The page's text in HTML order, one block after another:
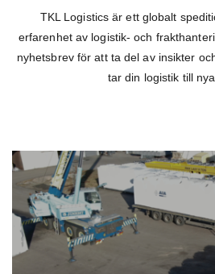
TKL Logistics är ett globalt
erfarenhet av logistik- och
nyhetsbrev för att ta del av insikter
tar din logistik till